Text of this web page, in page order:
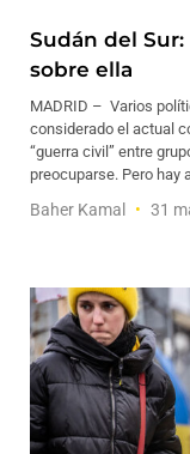
Sudán del
sobre ella
MADRID – Varios
considerado el actual
“guerra civil” entre
preocuparse. Pero hay
Baher Kamal 31